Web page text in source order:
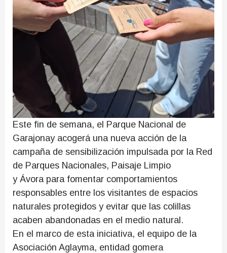
Este fin de semana, el Parque Nacional de
Garajonay acogerá una nueva acción de la
campaña de sensibilización impulsada por la Red
de Parques Nacionales, Paisaje Limpio
y Ávora para fomentar comportamientos
responsables entre los visitantes de espacios
naturales protegidos y evitar que las colillas
acaben abandonadas en el medio natural.
En el marco de esta iniciativa, el equipo de la
Asociación Aglayma, entidad gomera